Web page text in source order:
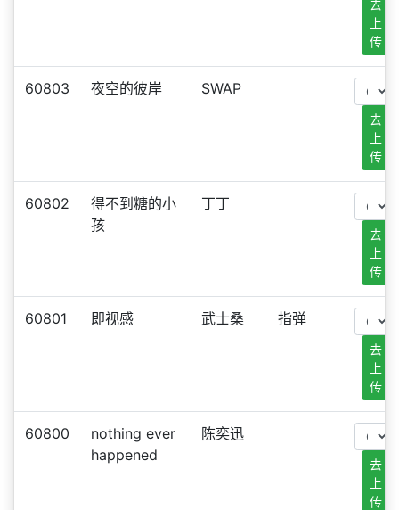
去
上
传
60803 夜空的彼岸 SWAP
去
上
传
60802
得不到糖的小
孩
丁丁
去
上
传
60801 即视感 武士桑 指弹
去
上
传
60800
nothing ever
happened
陈奕迅
去
上
传